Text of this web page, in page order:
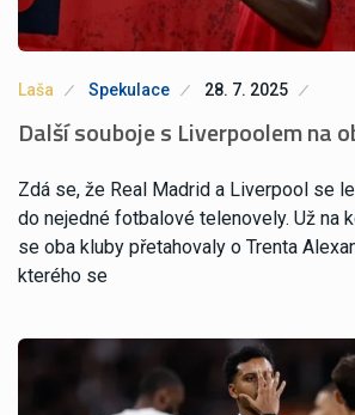
Laša Spekulace 28. 7. 2025
Další souboje s Liverpoolem na
Zdá se, že Real Madrid a Liverpool se
do nejedné fotbalové telenovely. Už na
se oba kluby přetahovaly o Trenta
kterého se